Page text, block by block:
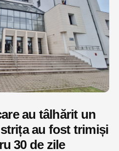
au tâlhărit un
au fost trimiși
30 de zile